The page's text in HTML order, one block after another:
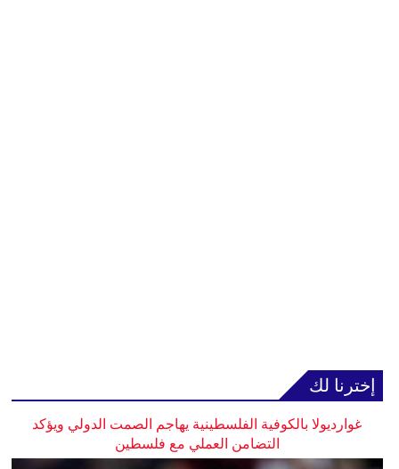
إخترنا لك
غوارديولا بالكوفية الفلسطينية يهاجم الصمت الدولي ويؤكد
التضامن العملي مع فلسطين